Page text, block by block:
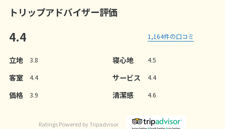
トリップアドバイザー評価
4.4 1,164件の口コミ
立地 3.8 寝心地 4.5
客室 4.4 サービス 4.4
価格 3.9 清潔感 4.6
Ratings Powered by Tripadvisor